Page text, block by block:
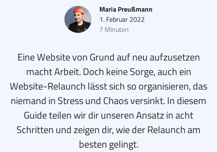
Erstellt von
Maria Preußmann
1. Februar 2022
7 Minuten
Eine Website von Grund auf neu aufzusetzen
macht Arbeit. Doch keine Sorge, auch ein
Website-Relaunch lässt sich so organisieren, das
niemand in Stress und Chaos versinkt. In diesem
Guide teilen wir dir unseren Ansatz in acht
Schritten und zeigen dir, wie der Relaunch am
besten gelingt.